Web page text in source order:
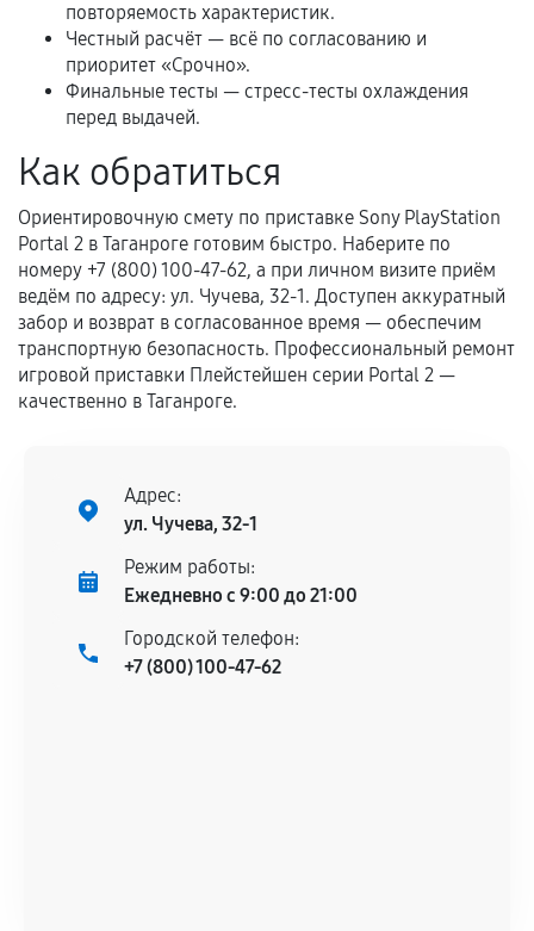
предусмотрено отдельно.
Обращение после окончания гарантийного
срока.
Программные сбои, если это не указано в
отдельных условиях.
Если комплектующие куплены
самостоятельно
Гарантия на выполненные работы может
сохраняться полностью или частично, если
соблюдены следующие условия:
Предоставленные детали подходят по
Установка была выполнена нашим сервисным
При этом гарантия на сами комплектующие
остается на стороне производителя или
продавца. За качество сторонних деталей
сервисный центр ответственности не несет.
повторяемость характеристик.
Честный расчёт — всё по согласованию и
приоритет «Срочно».
Финальные тесты — стресс-тесты охлаждения
перед выдачей.
Как обратиться
Ориентировочную смету по приставке Sony PlayStation
Portal 2 в Таганроге готовим быстро. Наберите по
номеру +7 (800) 100-47-62, а при личном визите приём
ведём по адресу: ул. Чучева, 32-1. Доступен аккуратный
забор и возврат в согласованное время — обеспечим
транспортную безопасность. Профессиональный ремонт
игровой приставки Плейстейшен серии Portal 2 —
качественно в Таганроге.
Адрес:
ул. Чучева, 32-1
Режим работы:
Ежедневно с 9:00 до 21:00
Городской телефон:
+7 (800) 100-47-62